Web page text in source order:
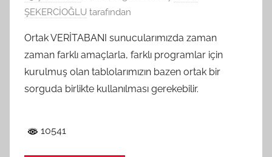
ŞEKERCİOĞLU tarafından
Ortak VERİTABANI sunucularımızda zaman
zaman farklı amaçlarla, farklı programlar için
kurulmuş olan tablolarımızın bazen ortak bir
sorguda birlikte kullanılması gerekebilir.
10541